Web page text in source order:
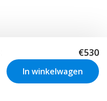
€530
In winkelwagen